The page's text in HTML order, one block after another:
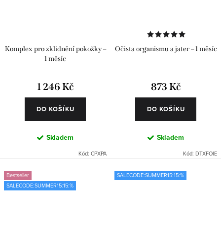
Komplex pro zklidnění pokožky –
1 měsíc
1 246 Kč
DO KOŠÍKU
Skladem
Kód: CPXPA
Očista organismu a jater – 1 měsíc
873 Kč
DO KOŠÍKU
Skladem
Kód: DTXFOIE
Bestseller
SALECODE:SUMMER15:15:%
SALECODE:SUMMER15:15:%